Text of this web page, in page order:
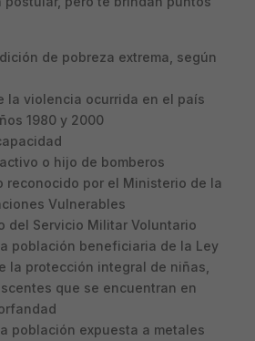
de pobreza extrema, según
la violencia ocurrida en el país
1980 y 2000
o hijo de bomberos
reconocido por el Ministerio de la
Vulnerables
del Servicio Militar Voluntario
población beneficiaria de la Ley
la protección integral de niñas,
que se encuentran en
población expuesta a metales